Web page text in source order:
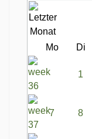
Mo Di
1
7 8